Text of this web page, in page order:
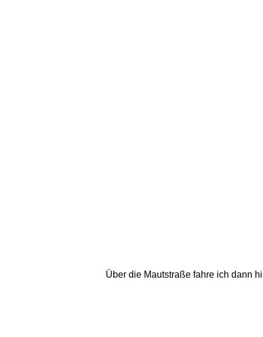
Über die Mautstraße fahre ich dann